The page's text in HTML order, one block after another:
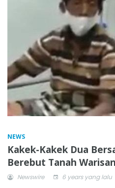
NEWS
Kakek-Kakek Dua
Berebut Tanah Warisan
Newswire 6 years yang lalu